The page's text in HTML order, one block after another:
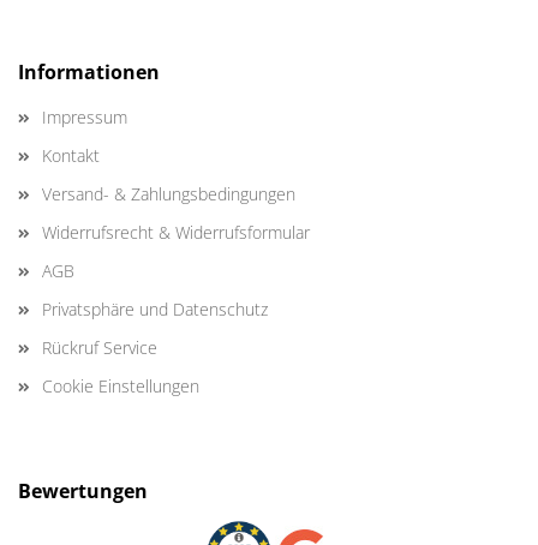
Informationen
Impressum
Kontakt
Versand- & Zahlungsbedingungen
Widerrufsrecht & Widerrufsformular
AGB
Privatsphäre und Datenschutz
Rückruf Service
Cookie Einstellungen
Bewertungen